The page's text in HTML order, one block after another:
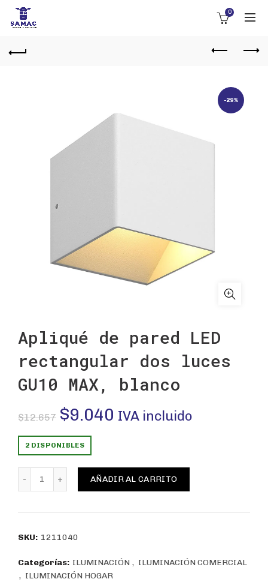
0
-29%
Apliqué de pared LED
rectangular dos luces
GU10 MAX, blanco
$12.657 El
precio
original
era:
$9.040 El
actual
es:
IVA incluido
2 DISPONIBLES
Apliqué de pared LED rectangular dos luces GU10 MAX,
AÑADIR AL CARRITO
SKU: 1211040
Categorías: ILUMINACIÓN , ILUMINACIÓN COMERCIAL
, ILUMINACIÓN HOGAR